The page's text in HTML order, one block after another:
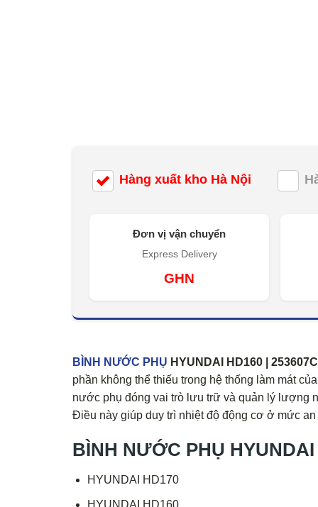
Hàng xuất kho Hà Nội
Đơn vị vận chuyển
Express Delivery
GHN
BÌNH NƯỚC PHỤ HYUNDAI HD160 |
phần không thể thiếu trong hệ thống làm mát
nước phụ đóng vai trò lưu trữ và quản lý lượng
Điều này giúp duy trì nhiệt độ động cơ ở mức
BÌNH NƯỚC PHỤ
HYUNDAI HD170
HYUNDAI HD160